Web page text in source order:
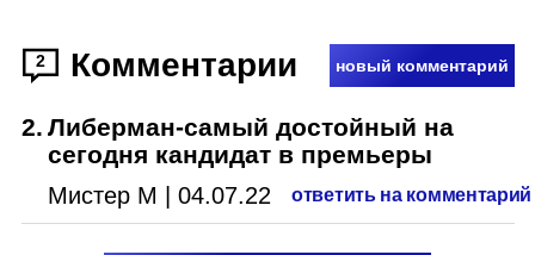
2 Комментарии новый комментарий
2. Либерман-самый достойный на
сегодня кандидат в премьеры
Мистер М 04.07.22 ответить на комментарий